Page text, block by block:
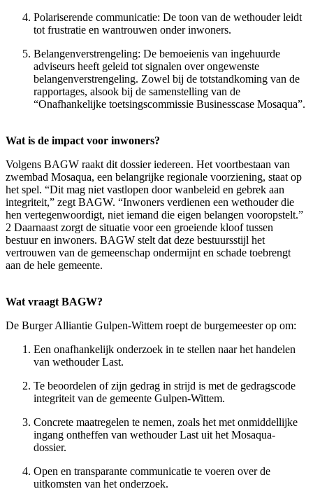
Polariserende communicatie: De toon van de wethouder leidt
tot frustratie en wantrouwen onder inwoners.
Belangenverstrengeling: De bemoeienis van ingehuurde
adviseurs heeft geleid tot signalen over ongewenste
belangenverstrengeling. Zowel bij de totstandkoming van de
rapportages, alsook bij de samenstelling van de
“Onafhankelijke toetsingscommissie Businesscase Mosaqua”.
Wat is de impact voor inwoners?
Volgens BAGW raakt dit dossier iedereen. Het voortbestaan van
zwembad Mosaqua, een belangrijke regionale voorziening, staat op
het spel. “Dit mag niet vastlopen door wanbeleid en gebrek aan
integriteit,” zegt BAGW. “Inwoners verdienen een wethouder die
hen vertegenwoordigt, niet iemand die eigen belangen vooropstelt.”
2 Daarnaast zorgt de situatie voor een groeiende kloof tussen
bestuur en inwoners. BAGW stelt dat deze bestuursstijl het
vertrouwen van de gemeenschap ondermijnt en schade toebrengt
aan de hele gemeente.
Wat vraagt BAGW?
De Burger Alliantie Gulpen-Wittem roept de burgemeester op om:
Een onafhankelijk onderzoek in te stellen naar het handelen
van wethouder Last.
Te beoordelen of zijn gedrag in strijd is met de gedragscode
integriteit van de gemeente Gulpen-Wittem.
Concrete maatregelen te nemen, zoals het met onmiddellijke
ingang ontheffen van wethouder Last uit het Mosaqua-
dossier.
Open en transparante communicatie te voeren over de
uitkomsten van het onderzoek.